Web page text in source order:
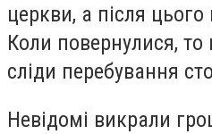
церкви, а після цього
Коли повернулися,
сліди перебування
Невідомі викрали